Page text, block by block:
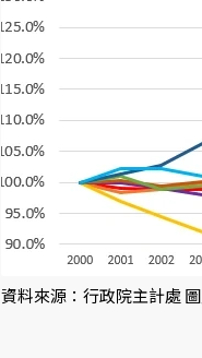
資料來源：行政院主計處